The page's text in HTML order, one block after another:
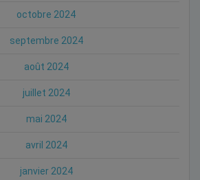
octobre 2024
septembre 2024
août 2024
juillet 2024
mai 2024
avril 2024
janvier 2024